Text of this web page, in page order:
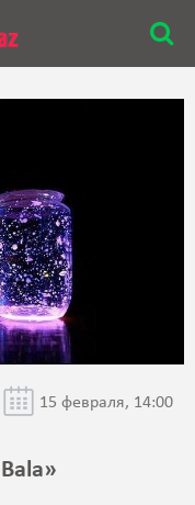
15 февраля, 14:00